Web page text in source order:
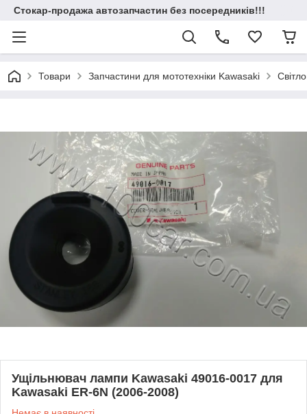
Стокар-продажа автозапчастин без посередників!!!
Товари Запчастини для мототехніки Kawasaki
Ущільнювач лампи Kawasaki 49016-0017 для
Kawasaki ER-6N (2006-2008)